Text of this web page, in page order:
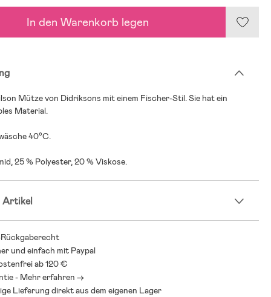
In den Warenkorb legen
Mütze von Didriksons mit einem Fischer-Stil. Sie hat ein
Material.
40°C.
25 % Polyester, 20 % Viskose.
Artikel
und einfach mit Paypal
ab 120 €
- Mehr erfahren ->
Lieferung direkt aus dem eigenen Lager